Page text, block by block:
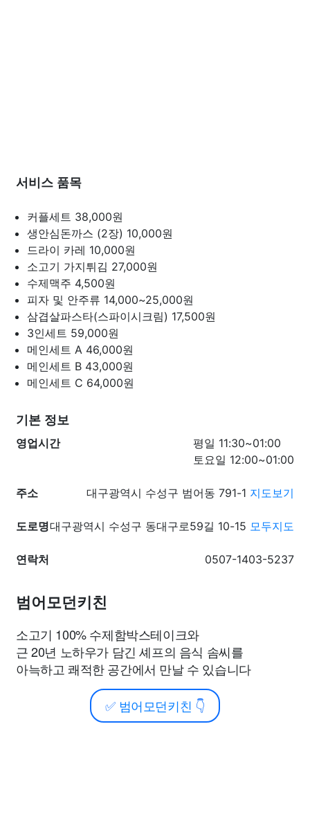
서비스 품목
커플세트 38,000원
생안심돈까스 (2장) 10,000원
드라이 카레 10,000원
소고기 가지튀김 27,000원
수제맥주 4,500원
피자 및 안주류 14,000~25,000원
삼겹살파스타(스파이시크림) 17,500원
3인세트 59,000원
메인세트 A 46,000원
메인세트 B 43,000원
메인세트 C 64,000원
기본 정보
영업시간
평일 11:30~01:00
토요일 12:00~01:00
주소 대구광역시 수성구 범어동 791-1 지도보기
도로명대구광역시 수성구 동대구로59길 10-15 모두지도
연락처 0507-1403-5237
범어모던키친
소고기 100% 수제함박스테이크와
근 20년 노하우가 담긴 셰프의 음식 솜씨를
아늑하고 쾌적한 공간에서 만날 수 있습니다
✅ 범어모던키친 👇